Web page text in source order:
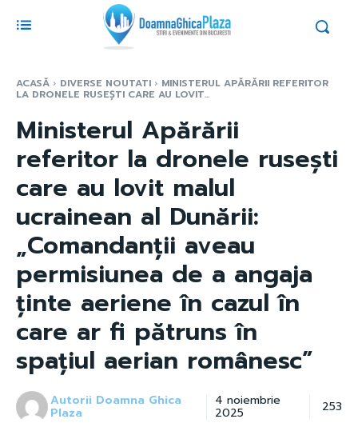
ACASĂ DIVERSE NOUTATI MINISTERUL APĂRĂRII REFERITOR
LA DRONELE RUSEȘTI CARE AU LOVIT...
Ministerul Apărării
referitor la dronele rusești
care au lovit malul
ucrainean al Dunării:
„Comandanții aveau
permisiunea de a angaja
ținte aeriene în cazul în
care ar fi pătruns în
spațiul aerian românesc”
Autorii Doamna Ghica
Plaza
4 noiembrie
2025 253